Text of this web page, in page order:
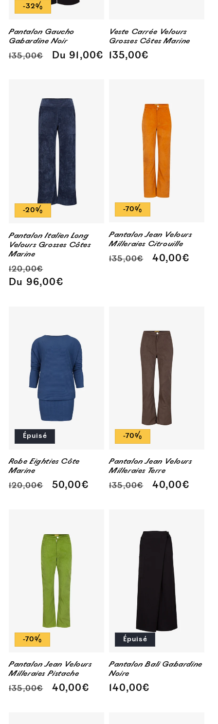
-32%
Pantalon Gaucho
Gabardine Noir
Prix
135,00€
Prix
Du 91,00€
Veste Carrée Velours
Grosses Côtes Marine
Prix
135,00€
-20%
Pantalon Italien Long
Velours Grosses Côtes
Marine
Prix
habituel
120,00€
promotionnel
Du 96,00€
-70%
Pantalon Jean Velours
Milleraies Citrouille
Prix
135,00€
Prix
40,00€
Épuisé
Robe Eighties Côte
Marine
Prix
120,00€
Prix
50,00€
-70%
Pantalon Jean Velours
Milleraies Terre
Prix
135,00€
Prix
40,00€
-70%
Pantalon Jean Velours
Milleraies Pistache
Prix
135,00€
Prix
40,00€
Épuisé
Pantalon Bali Gabardine
Noire
Prix
140,00€